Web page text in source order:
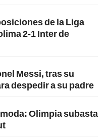
de la Liga
2-1 Inter de
Messi, tras su
despedir a su padre
Olimpia subasta